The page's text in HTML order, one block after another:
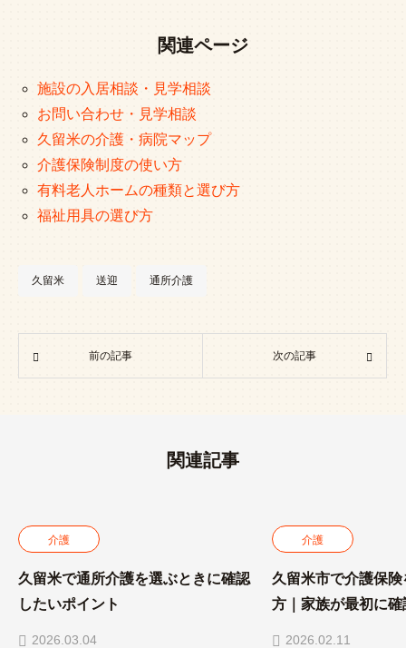
関連ページ
施設の入居相談・見学相談
お問い合わせ・見学相談
久留米の介護・病院マップ
介護保険制度の使い方
有料老人ホームの種類と選び方
福祉用具の選び方
久留米 送迎 通所介護
前の記事 次の記事
関連記事
介護
久留米で通所介護を選ぶときに確認
したいポイント
2026.03.04
介護
久留米市で介護保
方｜家族が最初に
2026.02.11